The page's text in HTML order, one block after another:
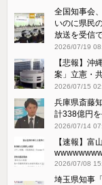
全国知事会
いのに県民
放送を受信
2026/07/19
【悲報】沖
案」立憲・
2026/07/15
兵庫県斎藤
計338億円を
2026/07/14
【速報】富
2026/07/08
埼玉県知事